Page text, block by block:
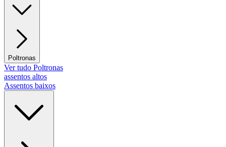
Poltronas
Ver tudo Poltronas
assentos altos
Assentos baixos